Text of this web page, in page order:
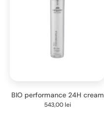
BIO performance 24H cream
543,00lei